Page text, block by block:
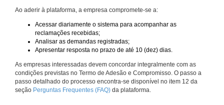
Ao aderir à plataforma, a empresa compromete-se a:
Acessar diariamente o sistema para acompanhar as
reclamações recebidas;
Analisar as demandas registradas;
Apresentar resposta no prazo de até 10 (dez) dias.
As empresas interessadas devem concordar integralmente com as
condições previstas no Termo de Adesão e Compromisso. O passo a
passo detalhado do processo encontra-se disponível no item 12 da
seção Perguntas Frequentes (FAQ) da plataforma.